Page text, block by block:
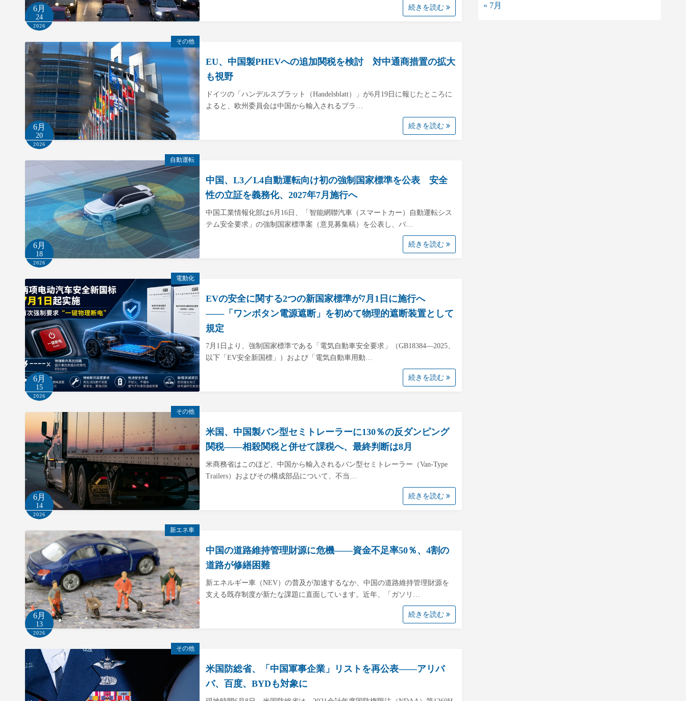
6月
24
2026
続きを読む
その他
6月
20
2026
EU、中国製PHEVへの追加関税を検討 対中通商措置の拡大
も視野
ドイツの「ハンデルスブラット（Handelsblatt）」が6月19日に報じたところに
よると、欧州委員会は中国から輸入されるプラ…
続きを読む
自動運転
6月
18
2026
中国、L3／L4自動運転向け初の強制国家標準を公表 安全
性の立証を義務化、2027年7月施行へ
中国工業情報化部は6月16日、「智能網聯汽車（スマートカー）自動運転シス
テム安全要求」の強制国家標準案（意見募集稿）を公表し、パ…
続きを読む
電動化
6月
15
2026
EVの安全に関する2つの新国家標準が7月1日に施行へ
――「ワンボタン電源遮断」を初めて物理的遮断装置として
規定
7月1日より、強制国家標準である「電気自動車安全要求」（GB18384—2025、
以下「EV安全新国標」）および「電気自動車用動…
続きを読む
その他
6月
14
2026
米国、中国製バン型セミトレーラーに130％の反ダンピング
関税――相殺関税と併せて課税へ、最終判断は8月
米商務省はこのほど、中国から輸入されるバン型セミトレーラー（Van-Type
Trailers）およびその構成部品について、不当…
続きを読む
新エネ車
6月
13
2026
中国の道路維持管理財源に危機――資金不足率50％、4割の
道路が修繕困難
新エネルギー車（NEV）の普及が加速するなか、中国の道路維持管理財源を
支える既存制度が新たな課題に直面しています。近年、「ガソリ…
続きを読む
その他
米国防総省、「中国軍事企業」リストを再公表――アリバ
バ、百度、BYDも対象に
« 7月